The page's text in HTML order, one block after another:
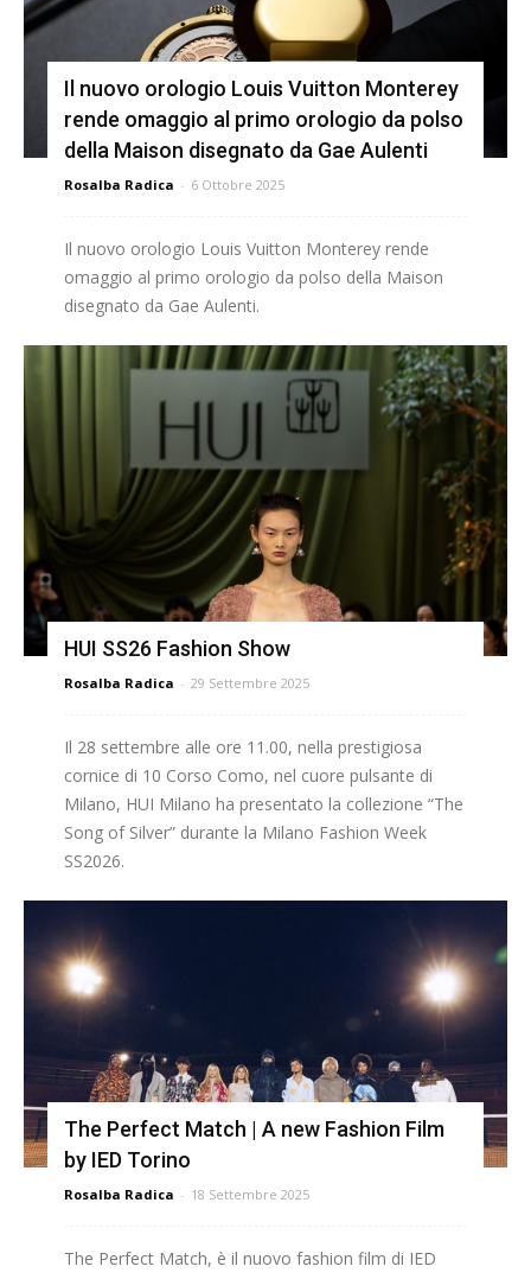
Il nuovo orologio Louis Vuitton Monterey
rende omaggio al primo orologio da polso
della Maison disegnato da Gae Aulenti
Rosalba Radica - 6 Ottobre 2025
Il nuovo orologio Louis Vuitton Monterey rende
omaggio al primo orologio da polso della Maison
disegnato da Gae Aulenti.
HUI SS26 Fashion Show
Rosalba Radica - 29 Settembre 2025
Il 28 settembre alle ore 11.00, nella prestigiosa
cornice di 10 Corso Como, nel cuore pulsante di
Milano, HUI Milano ha presentato la collezione “The
Song of Silver” durante la Milano Fashion Week
SS2026.
The Perfect Match | A new Fashion Film
by IED Torino
Rosalba Radica - 18 Settembre 2025
The Perfect Match, è il nuovo fashion film di IED